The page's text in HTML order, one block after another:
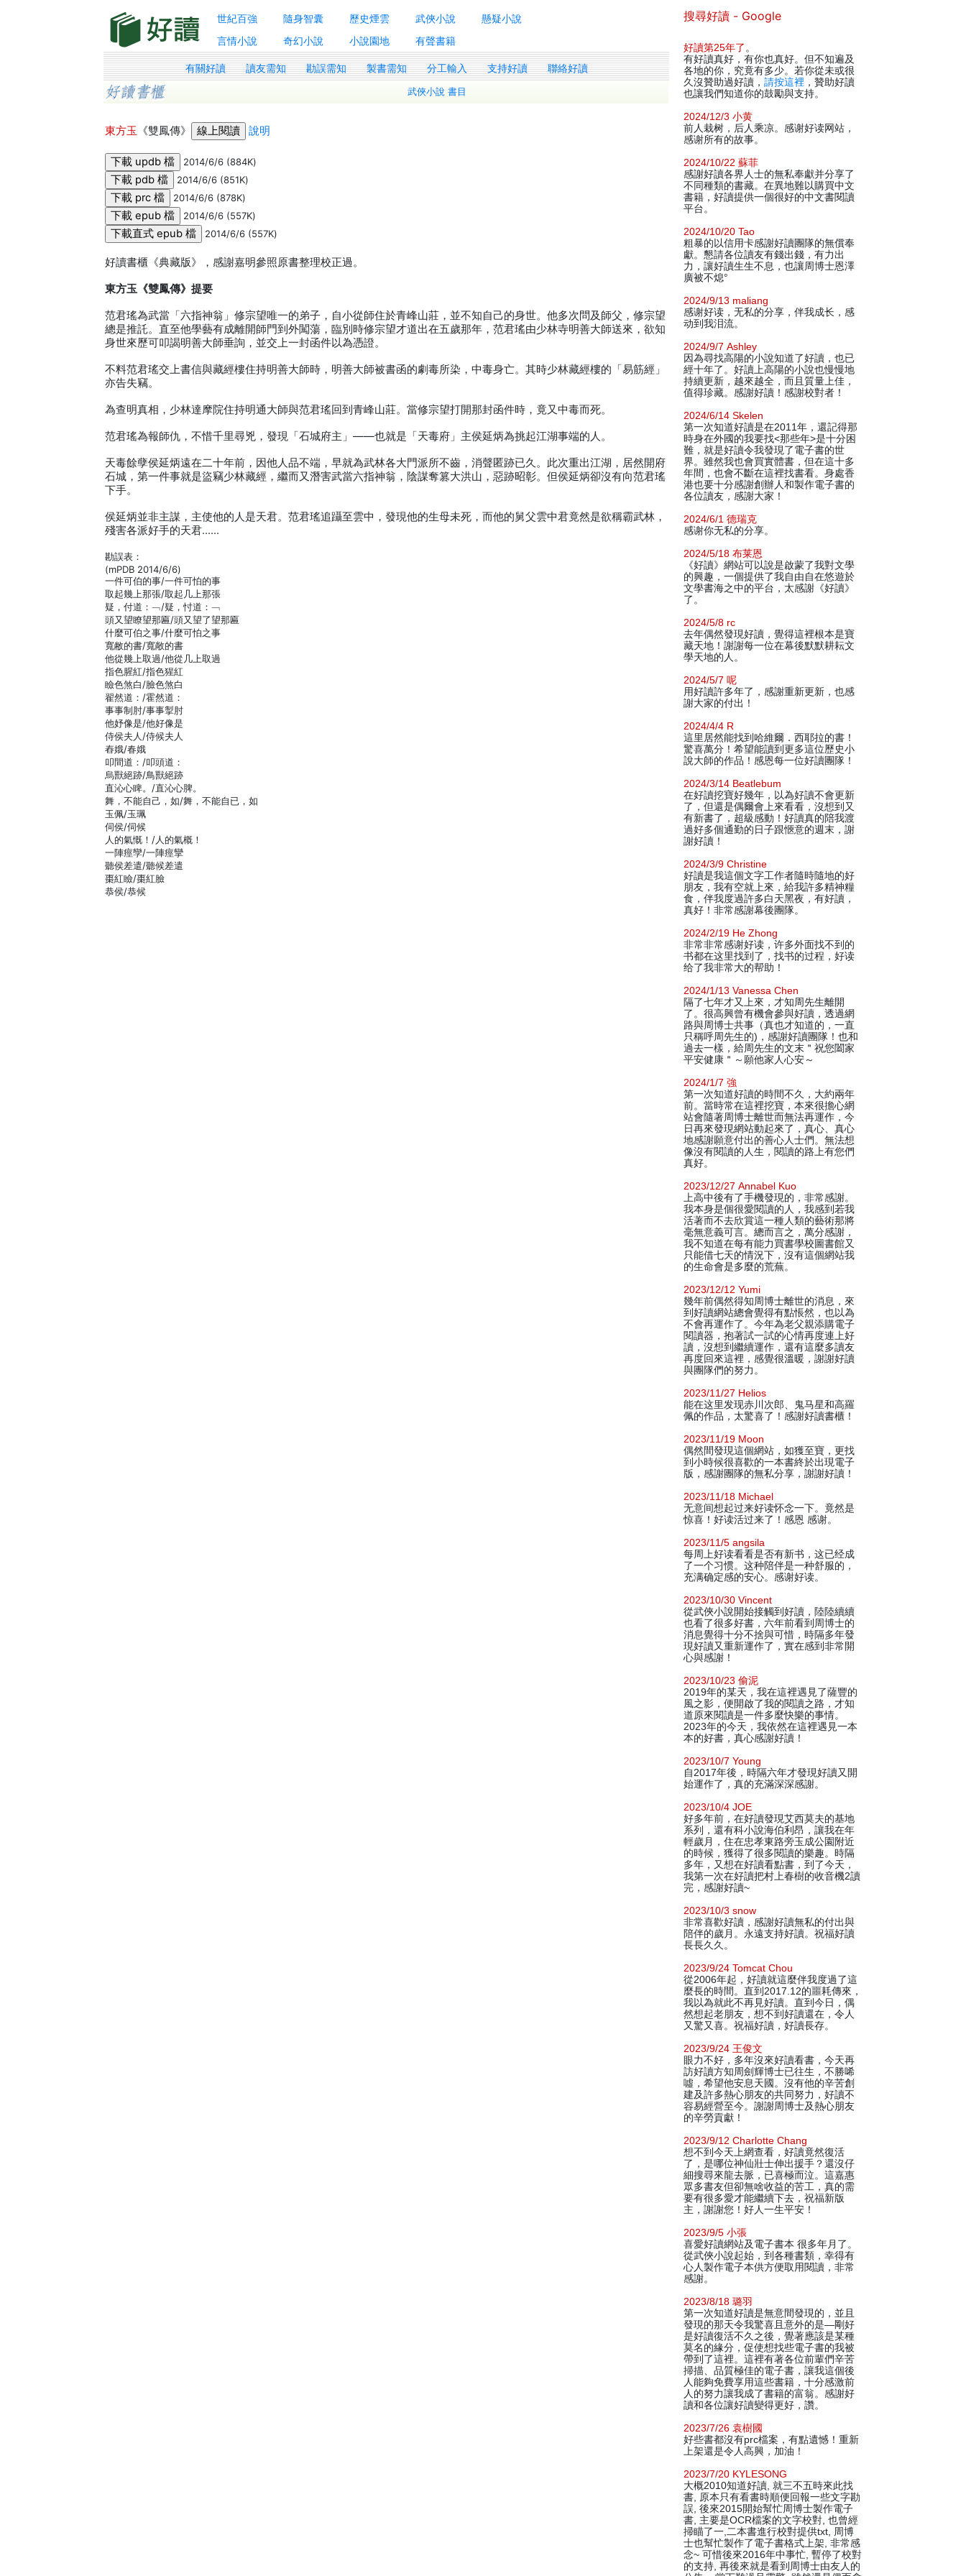
世紀百強 隨身智囊 歷史煙雲 武俠小說
懸疑小說
言情小說
奇幻小說 小說園地 有聲書籍
有關好讀 讀友需知 勘誤需知 製書需知 分工輸入 支持好讀 聯絡好讀
武俠小說 書目
東方玉 《雙鳳傳》 說明
2014/6/6 (884K)
2014/6/6 (851K)
2014/6/6 (878K)
2014/6/6 (557K)
2014/6/6 (557K)
好讀書櫃《典藏版》，感謝嘉明參照原書整理校正過。
東方玉《雙鳳傳》提要
范君瑤為武當「六指神翁」修宗望唯一的弟子，自小從師住於青峰山莊，並不知自己的身世。他多次問及師父，修宗望
總是推託。直至他學藝有成離開師門到外闖蕩，臨別時修宗望才道出在五歲那年，范君瑤由少林寺明善大師送來，欲知
身世來歷可叩謁明善大師垂詢，並交上一封函件以為憑證。
不料范君瑤交上書信與藏經樓住持明善大師時，明善大師被書函的劇毒所染，中毒身亡。其時少林藏經樓的「易筋經」
亦告失竊。
為查明真相，少林達摩院住持明通大師與范君瑤回到青峰山莊。當修宗望打開那封函件時，竟又中毒而死。
范君瑤為報師仇，不惜千里尋兇，發現「石城府主」——也就是「天毒府」主侯延炳為挑起江湖事端的人。
天毒餘孽侯延炳遠在二十年前，因他人品不端，早就為武林各大門派所不齒，消聲匿跡已久。此次重出江湖，居然開府
石城，第一件事就是盜竊少林藏經，繼而又潛害武當六指神翁，陰謀奪篡大洪山，惡跡昭彰。但侯延炳卻沒有向范君瑤
下手。
侯延炳並非主謀，主使他的人是天君。范君瑤追躡至雲中，發現他的生母未死，而他的舅父雲中君竟然是欲稱霸武林，
殘害各派好手的天君……
勘誤表：
(mPDB 2014/6/6)
一件可伯的事/一件可怕的事
取起幾上那張/取起几上那張
疑，付道：﹁/疑，忖道：﹁
頭又望瞭望那匾/頭又望了望那匾
什麼可伯之事/什麼可怕之事
寬敝的書/寬敞的書
他從幾上取過/他從几上取過
指色腥紅/指色猩紅
瞼色煞白/臉色煞白
翟然道：/霍然道：
事事制肘/事事掣肘
他妤像是/他好像是
侍侯夫人/侍候夫人
舂娥/春娥
叩間道：/叩頭道：
烏獸絕跡/鳥獸絕跡
直沁心睥。/直沁心脾。
舞，不能自己，如/舞，不能自已，如
玉佩/玉珮
伺侯/伺候
人的氣慨！/人的氣概！
一陣痙孿/一陣痙攣
聽侯差遣/聽候差遣
棗紅瞼/棗紅臉
恭侯/恭候
搜尋好讀 - Google
好讀第25年了 。
有好讀真好，有你也真好。但不知遍及
各地的你，究竟有多少。若你從未或很
久沒贊助過好讀， 請按這裡 ，贊助好讀
也讓我們知道你的鼓勵與支持。
2024/12/3 小黄
前人栽树，后人乘凉。感谢好读网站，
感谢所有的故事。
2024/10/22 蘇菲
感謝好讀各界人士的無私奉獻并分享了
不同種類的書藏。在異地難以購買中文
書籍，好讀提供一個很好的中文書閱讀
平台。
2024/10/20 Tao
粗暴的以信用卡感謝好讀團隊的無償奉
獻。懇請各位讀友有錢出錢，有力出
力，讓好讀生生不息，也讓周博士恩澤
廣被不熄°
2024/9/13 maliang
感谢好读，无私的分享，伴我成长，感
动到我泪流。
2024/9/7 Ashley
因為尋找高陽的小說知道了好讀，也已
經十年了。好讀上高陽的小說也慢慢地
持續更新，越來越全，而且質量上佳，
值得珍藏。感謝好讀！感謝校對者！
2024/6/14 Skelen
第一次知道好讀是在2011年，還記得那
時身在外國的我要找<那些年>是十分困
難，就是好讀令我發現了電子書的世
界。雖然我也會買實體書，但在這十多
年間，也會不斷在這裡找書看。身處香
港也要十分感謝創辦人和製作電子書的
各位讀友，感謝大家！
2024/6/1 德瑞克
感谢你无私的分享。
2024/5/18 布莱恩
《好讀》網站可以說是啟蒙了我對文學
的興趣，一個提供了我自由自在悠遊於
文學書海之中的平台，太感謝《好讀》
了。
2024/5/8 rc
去年偶然發現好讀，覺得這裡根本是寶
藏天地！謝謝每一位在幕後默默耕耘文
學天地的人。
2024/5/7 呢
用好讀許多年了，感謝重新更新，也感
謝大家的付出！
2024/4/4 R
這里居然能找到哈維爾．西耶拉的書！
驚喜萬分！希望能讀到更多這位歷史小
說大師的作品！感恩每一位好讀團隊！
2024/3/14 Beatlebum
在好讀挖寶好幾年，以為好讀不會更新
了，但還是偶爾會上來看看，沒想到又
有新書了，超級感動！好讀真的陪我渡
過好多個通勤的日子跟愜意的週末，謝
謝好讀！
2024/3/9 Christine
好讀是我這個文字工作者隨時隨地的好
朋友，我有空就上來，給我許多精神糧
食，伴我度過許多白天黑夜，有好讀，
真好！非常感謝幕後團隊。
2024/2/19 He Zhong
非常非常感谢好读，许多外面找不到的
书都在这里找到了，找书的过程，好读
给了我非常大的帮助！
2024/1/13 Vanessa Chen
隔了七年才又上來，才知周先生離開
了。很高興曾有機會參與好讀，透過網
路與周博士共事（真也才知道的，一直
只稱呼周先生的)，感謝好讀團隊！也和
過去一樣，給周先生的文末＂祝您闔家
平安健康＂～願他家人心安～
2024/1/7 強
第一次知道好讀的時間不久，大約兩年
前。當時常在這裡挖寶，本來很擔心網
站會隨著周博士離世而無法再運作，今
日再來發現網站動起來了，真心、真心
地感謝願意付出的善心人士們。無法想
像沒有閱讀的人生，閱讀的路上有您們
真好。
2023/12/27 Annabel Kuo
上高中後有了手機發現的，非常感謝。
我本身是個很愛閱讀的人，我感到若我
活著而不去欣賞這一種人類的藝術那將
毫無意義可言。總而言之，萬分感謝，
我不知道在每有能力買書學校圖書館又
只能借七天的情況下，沒有這個網站我
的生命會是多麼的荒蕪。
2023/12/12 Yumi
幾年前偶然得知周博士離世的消息，來
到好讀網站總會覺得有點悵然，也以為
不會再運作了。今年為老父親添購電子
閱讀器，抱著試一試的心情再度連上好
讀，沒想到繼續運作，還有這麼多讀友
再度回來這裡，感覺很溫暖，謝謝好讀
與團隊們的努力。
2023/11/27 Helios
能在这里发现赤川次郎、鬼马星和高羅
佩的作品，太驚喜了！感謝好讀書櫃！
2023/11/19 Moon
偶然間發現這個網站，如獲至寶，更找
到小時候很喜歡的一本書終於出現電子
版，感謝團隊的無私分享，謝謝好讀！
2023/11/18 Michael
无意间想起过来好读怀念一下。竟然是
惊喜！好读活过来了！感恩 感谢。
2023/11/5 angsila
每周上好读看看是否有新书，这已经成
了一个习惯。这种陪伴是一种舒服的，
充满确定感的安心。感谢好读。
2023/10/30 Vincent
從武俠小說開始接觸到好讀，陸陸續續
也看了很多好書，六年前看到周博士的
消息覺得十分不捨與可惜，時隔多年發
現好讀又重新運作了，實在感到非常開
心與感謝！
2023/10/23 偷泥
2019年的某天，我在這裡遇見了薩豐的
風之影，便開啟了我的閱讀之路，才知
道原來閱讀是一件多麼快樂的事情。
2023年的今天，我依然在這裡遇見一本
本的好書，真心感謝好讀！
2023/10/7 Young
自2017年後，時隔六年才發現好讀又開
始運作了，真的充滿深深感謝。
2023/10/4 JOE
好多年前，在好讀發現艾西莫夫的基地
系列，還有科小說海伯利昂，讓我在年
輕歲月，住在忠孝東路旁玉成公園附近
的時候，獲得了很多閱讀的樂趣。時隔
多年，又想在好讀看點書，到了今天，
我第一次在好讀把村上春樹的收音機2讀
完，感謝好讀~
2023/10/3 snow
非常喜歡好讀，感謝好讀無私的付出與
陪伴的歲月。永遠支持好讀。祝福好讀
長長久久。
2023/9/24 Tomcat Chou
從2006年起，好讀就這麼伴我度過了這
麼長的時間。直到2017.12的噩耗傳來，
我以為就此不再見好讀。直到今日，偶
然想起老朋友，想不到好讀還在，令人
又驚又喜。祝福好讀，好讀長存。
2023/9/24 王俊文
眼力不好，多年沒來好讀看書，今天再
訪好讀方知周劍輝博士已往生，不勝唏
噓，希望他安息天國。沒有他的辛苦創
建及許多熱心朋友的共同努力，好讀不
容易經營至今。謝謝周博士及熱心朋友
的辛勞貢獻！
2023/9/12 Charlotte Chang
想不到今天上網查看，好讀竟然復活
了，是哪位神仙壯士伸出援手？還沒仔
細搜尋來龍去脈，已喜極而泣。這嘉惠
眾多書友但卻無啥收益的苦工，真的需
要有很多愛才能繼續下去，祝福新版
主，謝謝您！好人一生平安！
2023/9/5 小張
喜愛好讀網站及電子書本 很多年月了。
從武俠小說起始，到各種書類，幸得有
心人製作電子本供方便取用閱讀，非常
感謝。
2023/8/18 璐羽
第一次知道好讀是無意間發現的，並且
發現的那天令我驚喜且意外的是—剛好
是好讀復活不久之後，覺著應該是某種
莫名的緣分，促使想找些電子書的我被
帶到了這裡。這裡有著各位前輩們辛苦
掃描、品質極佳的電子書，讓我這個後
人能夠免費享用這些書籍，十分感激前
人的努力讓我成了書籍的富翁。感謝好
讀和各位讓好讀變得更好，讚。
2023/7/26 袁樹國
好些書都沒有prc檔案，有點遺憾！重新
上架還是令人高興，加油！
2023/7/20 KYLESONG
大概2010知道好讀, 就三不五時來此找
書, 原本只有看書時順便回報一些文字勘
誤, 後來2015開始幫忙周博士製作電子
書, 主要是OCR檔案的文字校對, 也曾經
掃瞄了一,二本書進行校對提供txt, 周博
士也幫忙製作了電子書格式上架, 非常感
念~ 可惜後來2016年中事忙, 暫停了校對
的支持, 再後來就是看到周博士由友人的